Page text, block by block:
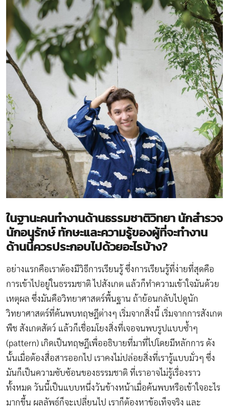
ในฐานะคนทำงานด้านธรรมชาติวิทยา นักสำรวจ
นักอนุรักษ์ ทักษะและความรู้ของผู้ที่จะทำงาน
ด้านนี้ควรประกอบไปด้วยอะไรบ้าง?
อย่างแรกคือเราต้องมีวิธีการเรียนรู้ ซึ่งการเรียนรู้ที่ง่ายที่สุดคือ
การเข้าไปอยู่ในธรรมชาติ ไปสังเกต แล้วก็ทำความเข้าใจมันด้วย
เหตุผล ซึ่งมันคือวิทยาศาสตร์พื้นฐาน ถ้าย้อนกลับไปดูนัก
วิทยาศาสตร์ที่ค้นพบทฤษฎีต่างๆ เริ่มจากสิ่งนี้ เริ่มจากการสังเกต
พืช สังเกตสัตว์ แล้วก็เชื่อมโยงสิ่งที่เจอจนพบรูปแบบซ้ำๆ
(pattern) เกิดเป็นทฤษฎีเพื่ออธิบายที่มาที่ไปโดยมีหลักการ ดัง
นั้นเมื่อต้องสื่อสารออกไป เราคงไม่ปล่อยสิ่งที่เรารู้แบบมั่วๆ ซึ่ง
มันก็เป็นความซับซ้อนของธรรมชาติ ที่เราอาจไม่รู้เรื่องราว
ทั้งหมด วันนี้เป็นแบบหนึ่งวันข้างหน้าเมื่อค้นพบหรือเข้าใจอะไร
มากขึ้น ผลลัพธ์ก็จะเปลี่ยนไป เราก็ต้องหาข้อเท็จจริง และ